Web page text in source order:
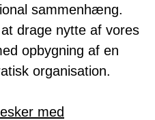
sammenhæng.
drage nytte af vores
opbygning af en
organisation.
med